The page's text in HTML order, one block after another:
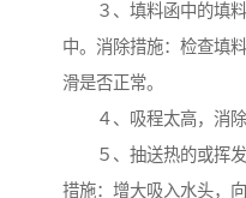
３、填料函中的填料
中。消除措施：检查填
滑是否正常。
４、吸程太高，消除
５、抽送热的或挥发
措施：增大吸入水头，向